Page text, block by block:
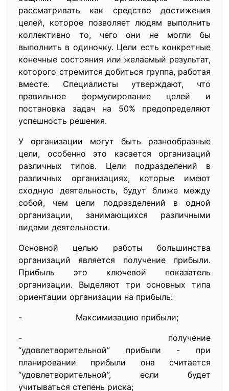
рассматривать как средство достижения
целей, которое позволяет людям выполнить
коллективно то, чего они не могли бы
выполнить в одиночку. Цели есть конкретные
конечные состояния или желаемый результат,
которого стремится добиться группа, работая
вместе. Специалисты утверждают, что
правильное формулирование целей и
постановка задач на 50% предопределяют
успешность решения.
У организации могут быть разнообразные
цели, особенно это касается организаций
различных типов. Цели подразделений в
различных организациях, которые имеют
сходную дея­тельность, будут ближе между
собой, чем цели подразделений в одной
организации, занимающихся различными
видами деятельности.
Основной целью работы большинства
организаций является получение прибыли.
Прибыль это ключевой показатель
организации. Выделяют три основных типа
ориентации организации на прибыль:
- Максимизацию прибыли;
- получение
“удовлетворительной” прибыли - при
планировании прибыли она считается
“удовлетворительной”, если будет
учитываться степень риска;